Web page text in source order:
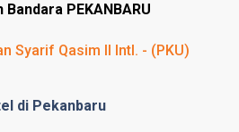
Bandara PEKANBARU
Syarif Qasim II Intl. - (PKU)
di Pekanbaru